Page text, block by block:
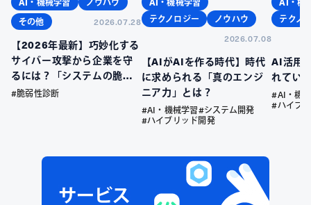
その他
2026.07.28
【2026年最新】巧妙化する
サイバー攻撃から企業を守
るには？「システムの脆弱
性」を放置するリスクと、
#脆弱性診断
テクノロジー
ノウハウ
2026.07.08
【AIがAIを作る時代】時代
に求められる「真のエンジ
ニア力」とは？
#AI・機械学習#システム開発
#ハイブリッド開発
テクノ
AI活用
れてい
#AI・機
#ハイブ